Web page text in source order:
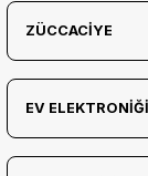
ZÜCCACİYE
EV ELEKTRONİĞİ